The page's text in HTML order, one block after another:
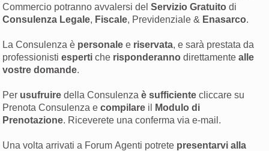
Commercio potranno avvalersi delServizio Gratuito di
Consulenza Legale, Fiscale, Previdenziale & Enasarco.
La Consulenza è personale e riservata, e sarà prestata da
professionistiesperti che risponderanno direttamentealle
vostre domande.
Per usufruire della Consulenzaè sufficiente cliccare su
Prenota Consulenza ecompilare il
Modulo di
Prenotazione. Riceverete una conferma via e-mail.
Una volta arrivati a Forum Agenti potrete presentarvi alla